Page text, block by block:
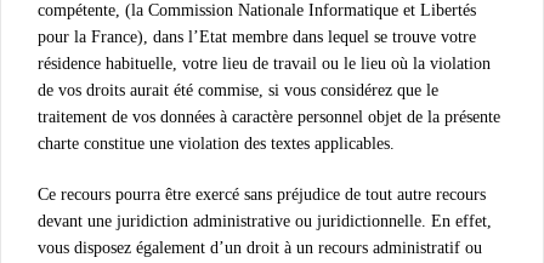
compétente, (la Commission Nationale Informatique et Libertés
pour la France), dans l’Etat membre dans lequel se trouve votre
résidence habituelle, votre lieu de travail ou le lieu où la violation
de vos droits aurait été commise, si vous considérez que le
traitement de vos données à caractère personnel objet de la présente
charte constitue une violation des textes applicables.
Ce recours pourra être exercé sans préjudice de tout autre recours
devant une juridiction administrative ou juridictionnelle. En effet,
vous disposez également d’un droit à un recours administratif ou